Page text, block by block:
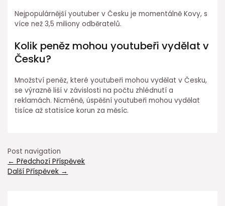
Nejpopulárnější youtuber v Česku je momentálně Kovy, s
více než 3,5 miliony odběratelů.
Kolik peněz mohou youtubeři vydělat v
Česku?
Množství peněz, které youtubeři mohou vydělat v Česku,
se výrazně liší v závislosti na počtu zhlédnutí a
reklamách. Nicméně, úspěšní youtubeři mohou vydělat
tisíce až statisíce korun za měsíc.
Post navigation
← Předchozí Příspěvek
Další Příspěvek →